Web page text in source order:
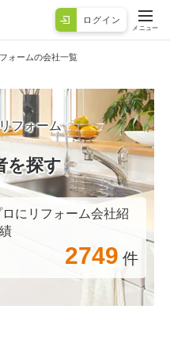
ログイン
メニュー
ォームの会社一覧
フォーム
を探す
にリフォーム会社紹
2749 件